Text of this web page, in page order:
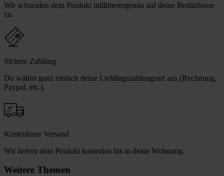
Wir schneiden dein Produkt millimetergenau auf deine Bedürfnisse
zu.
Sichere Zahlung
Du wählst ganz einfach deine Lieblingszahlungsart aus (Rechnung,
Paypal, etc.).
Kostenloser Versand
Wir liefern dein Produkt kostenlos bis in deine Wohnung.
Weitere Themen